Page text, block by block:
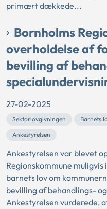
primært dækkede...
Bornholms
overholdelse af
bevilling af
27-02-2025
Sektorlovgivningen Barnets
Ankestyrelsen
Ankestyrelsen var blevet
Regionskommune
barnets lov om
bevilling af behandlings-
Ankestyrelsen vurderede,